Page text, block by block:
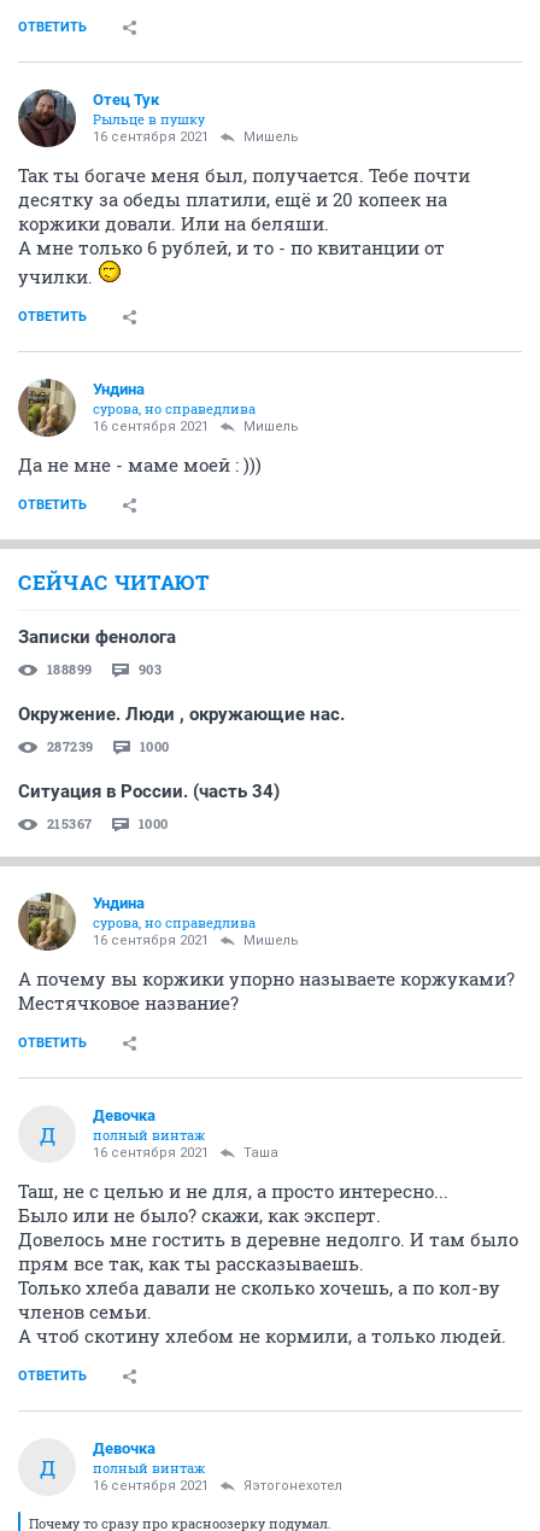
ОТВЕТИТЬ
Отец Тук
Рыльце в пушку
16 сентября 2021 Мишель
Так ты богаче меня был, получается. Тебе почти
десятку за обеды платили, ещё и 20 копеек на
коржики довали. Или на беляши.
А мне только 6 рублей, и то - по квитанции от
училки.
ОТВЕТИТЬ
Ундинa
сурова, но справедлива
16 сентября 2021 Мишель
Да не мне - маме моей : )))
ОТВЕТИТЬ
СЕЙЧАС ЧИТАЮТ
Записки фенолога
188899 903
Окружение. Люди , окружающие нас.
287239 1000
Ситуация в России. (часть 34)
215367 1000
Ундинa
сурова, но справедлива
16 сентября 2021 Мишель
А почему вы коржики упорно называете коржуками?
Местячковое название?
ОТВЕТИТЬ
Д
Девочка
полный винтаж
16 сентября 2021 Таша
Таш, не с целью и не для, а просто интересно...
Было или не было? скажи, как эксперт.
Довелось мне гостить в деревне недолго. И там было
прям все так, как ты рассказываешь.
Только хлеба давали не сколько хочешь, а по кол-ву
членов семьи.
А чтоб скотину хлебом не кормили, а только людей.
ОТВЕТИТЬ
Д
Девочка
полный винтаж
16 сентября 2021 Яэтогонехотел
Почему то сразу про красноозерку подумал.